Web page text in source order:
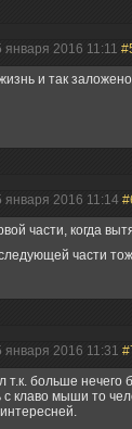
января 2016 11:11
и так
января 2016 11:14
части, когда
части
января 2016 11:31
т.к. больше
с клаво мыши то